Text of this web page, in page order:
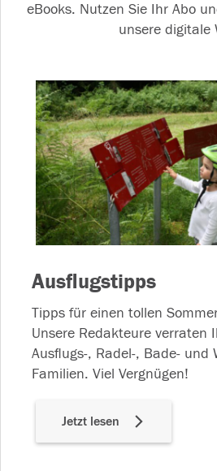
eBooks. Nutzen Sie Ihr Abo
unsere digitale
Ausflugstipps
Tipps für einen tollen
Unsere Redakteure verraten
Ausflugs-, Radel-, Bade- und
Familien. Viel Vergnügen!
Jetzt lesen